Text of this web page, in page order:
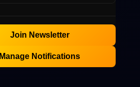
Join Newsletter
Manage Notifications